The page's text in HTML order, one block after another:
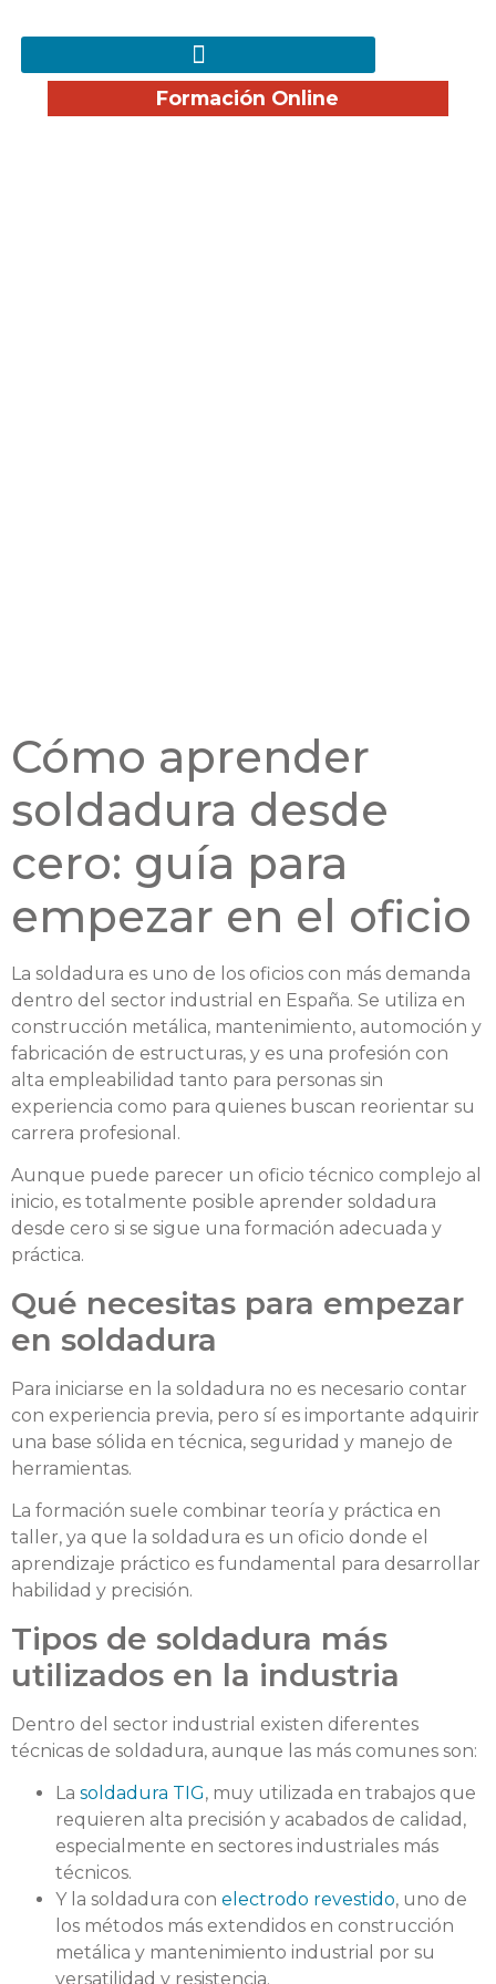
Formación Online
Cómo aprender
soldadura desde
cero: guía para
empezar en el oficio
La soldadura es uno de los oficios con más demanda
dentro del sector industrial en España. Se utiliza en
construcción metálica, mantenimiento, automoción y
fabricación de estructuras, y es una profesión con
alta empleabilidad tanto para personas sin
experiencia como para quienes buscan reorientar su
carrera profesional.
Aunque puede parecer un oficio técnico complejo al
inicio, es totalmente posible aprender soldadura
desde cero si se sigue una formación adecuada y
práctica.
Qué necesitas para empezar
en soldadura
Para iniciarse en la soldadura no es necesario contar
con experiencia previa, pero sí es importante adquirir
una base sólida en técnica, seguridad y manejo de
herramientas.
La formación suele combinar teoría y práctica en
taller, ya que la soldadura es un oficio donde el
aprendizaje práctico es fundamental para desarrollar
habilidad y precisión.
Tipos de soldadura más
utilizados en la industria
Dentro del sector industrial existen diferentes
técnicas de soldadura, aunque las más comunes son:
La soldadura TIG, muy utilizada en trabajos que
requieren alta precisión y acabados de calidad,
especialmente en sectores industriales más
técnicos.
Y la soldadura con electrodo revestido, uno de
los métodos más extendidos en construcción
metálica y mantenimiento industrial por su
versatilidad y resistencia.